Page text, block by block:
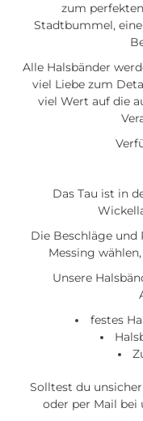
zum
Stadtbummel,
Alle Halsbänder
viel Liebe zum
viel Wert auf die
Das Tau ist in
Die Beschläge und
Messing
Unsere
festes
Solltest du
oder per Mail bei